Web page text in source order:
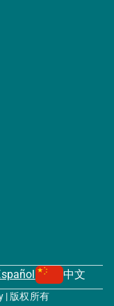
中文
| 版权所有